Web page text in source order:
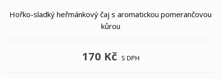
Hořko-sladký heřmánkový čaj s aromatickou pomerančovou
kůrou
170 Kč S DPH